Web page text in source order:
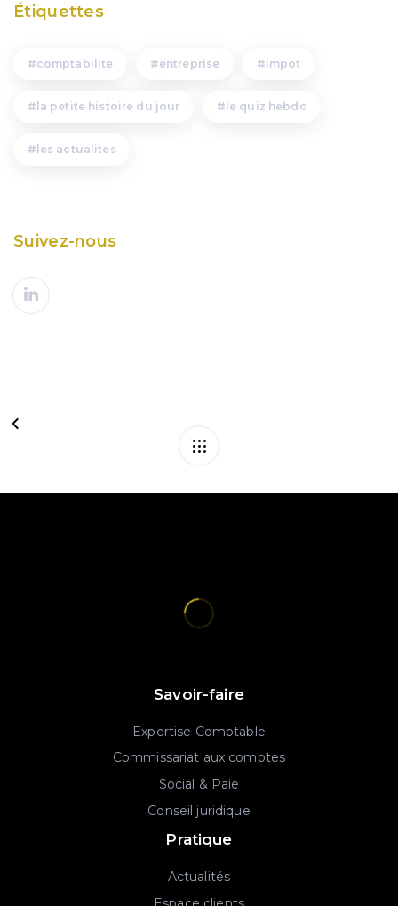
Étiquettes
comptabilite entreprise impot
la petite histoire du jour le quiz hebdo
les actualites
Suivez-nous
Savoir-faire
Expertise Comptable
Commissariat aux comptes
Social & Paie
Conseil juridique
Pratique
Actualités